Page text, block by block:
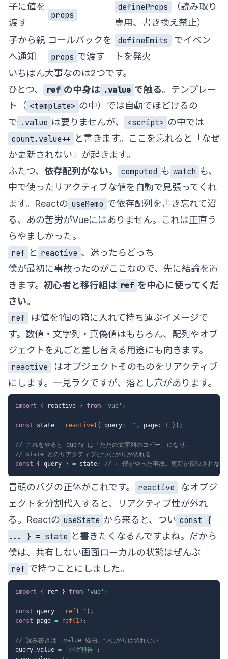
子に値を
渡す
props
defineProps
（読み取り
専用、書き換え禁止）
子から親
へ通知
コールバックを
props で渡す
defineEmits
でイベン
トを発火
いちばん大事なのは2つです。
ひとつ、
ref の中身は .value で触る。テンプレー
ト（ <template> の中）では自動でほどけるの
で .value は要りませんが、 <script> の中では
count.value++ と書きます。ここを忘れると「なぜ
か更新されない」が起きます。
ふたつ、 依存配列がない。 computed も watch も、
中で使ったリアクティブな値を自動で見張ってくれ
ます。Reactの useMemo で依存配列を書き忘れて沼
る、あの苦労がVueにはありません。これは正直う
らやましかった。
ref と reactive 、迷ったらどっち
僕が最初に事故ったのがここなので、先に結論を置
きます。 初心者と移行組は ref を中心に使ってくだ
さい。
ref
は値を1個の箱に入れて持ち運ぶイメージで
す。数値・文字列・真偽値はもちろん、配列やオブ
ジェクトを丸ごと差し替える用途にも向きます。
reactive
はオブジェクトそのものをリアクティブ
にします。一見ラクですが、落とし穴があります。
import { reactive } from 'vue' ;
const state = reactive( { query : '' , page : 1 } ) ;
// これをやると query は「ただの文字列のコピー」になり、
// state とのリアクティブなつながりが切れる
const
{ query } = state; // ← 僕がやった事故。更新が反映されない
冒頭のバグの正体がこれです。 reactive
なオブジ
ェクトを分割代入すると、リアクティブ性が外れ
る。Reactの useState から来ると、つい const {
... } = state と書きたくなるんですよね。だから
僕は、共有しない画面ローカルの状態はぜんぶ
ref で持つことにしました。
import { ref } from 'vue' ;
const query = ref( '' ) ;
const page = ref( 1) ;
// 読み書きは .value 経由。つながりは切れない
query.value = 'バグ報告' ;